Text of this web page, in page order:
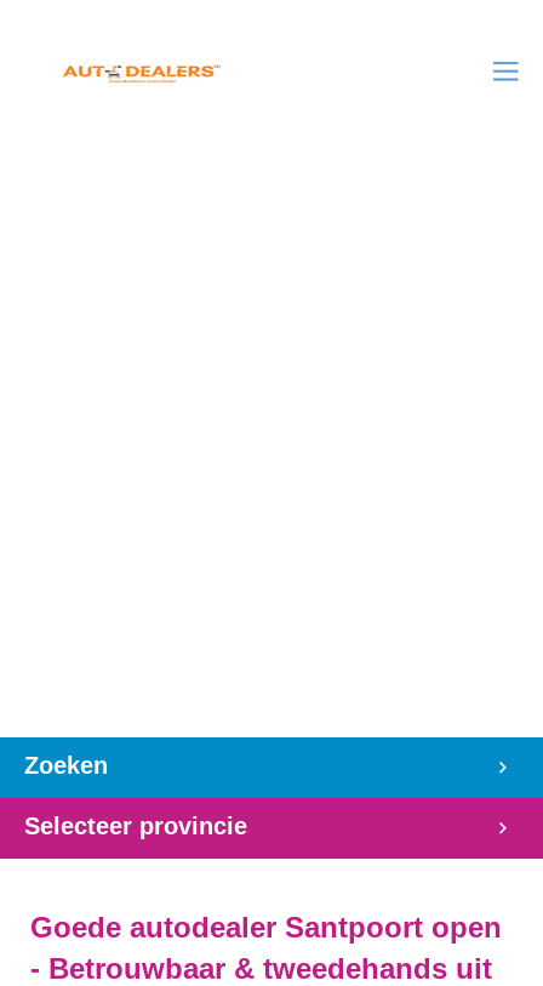
Zoeken
Selecteer provincie
Goede autodealer Santpoort open
- Betrouwbaar & tweedehands uit